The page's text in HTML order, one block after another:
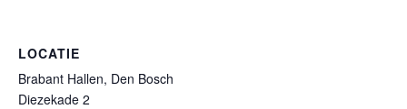
LOCATIE
Brabant Hallen, Den Bosch
Diezekade 2